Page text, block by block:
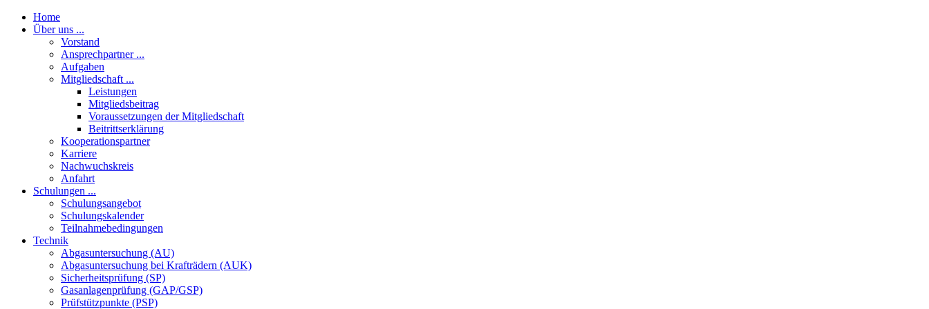
Home
Über uns ...
Vorstand
Ansprechpartner ...
Aufgaben
Mitgliedschaft ...
Leistungen
Mitgliedsbeitrag
Voraussetzungen der Mitgliedschaft
Beitrittserklärung
Kooperationspartner
Karriere
Nachwuchskreis
Anfahrt
Schulungen ...
Schulungsangebot
Schulungskalender
Teilnahmebedingungen
Technik
Abgasuntersuchung (AU)
Abgasuntersuchung bei Krafträdern (AUK)
Sicherheitsprüfung (SP)
Gasanlagenprüfung (GAP/GSP)
Prüfstützpunkte (PSP)